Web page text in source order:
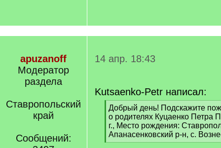
apuzanoff
Модератор
раздела
Ставропольский
край
Сообщений:
14 апр. 18:43
Kutsaenko-Petr написал:
[
q
]
Добрый день! Подскажите
о родителях Куцаенко Петра
г., Место рождения:
Апанасенковский р-н, с.
[